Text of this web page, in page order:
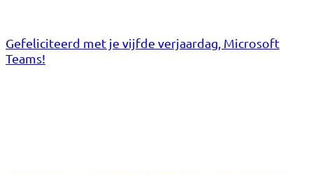
Gefeliciteerd met je vijfde verjaardag, Microsoft
Teams!